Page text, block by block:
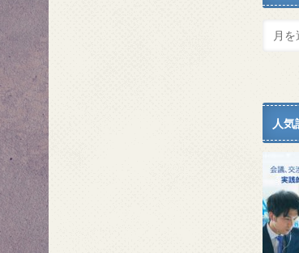
人気